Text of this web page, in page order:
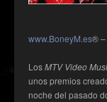
www.BoneyM.es® –
LosMTV Video
unos premios
noche del pasado